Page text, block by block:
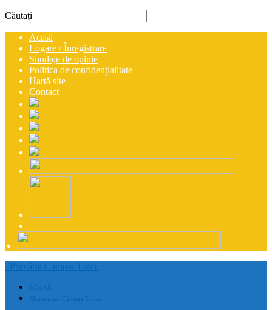
Căutați
Acasă
Logare / Înregistrare
Sondaje de opinie
Politica de confidențialitate
Hartă site
Contact
Primăria Campia Turzii
ACASĂ
Municipiul Câmpia Turzii